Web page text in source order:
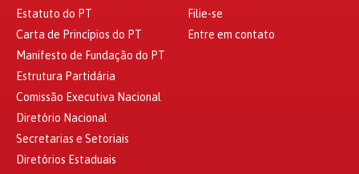
Estatuto do PT
Carta de Princípios do PT
Manifesto de Fundação do PT
Estrutura Partidária
Comissão Executiva Nacional
Diretório Nacional
Secretarias e Setoriais
Diretórios Estaduais
Filie-se
Entre em contato